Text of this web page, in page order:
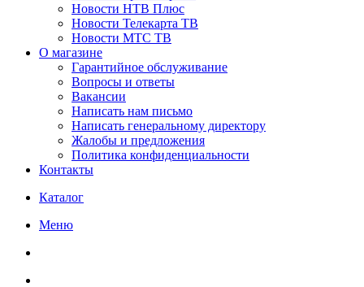
Новости НТВ Плюс
Новости Телекарта ТВ
Новости МТС ТВ
О магазине
Гарантийное обслуживание
Вопросы и ответы
Вакансии
Написать нам письмо
Написать генеральному директору
Жалобы и предложения
Политика конфиденциальности
Контакты
Каталог
Меню